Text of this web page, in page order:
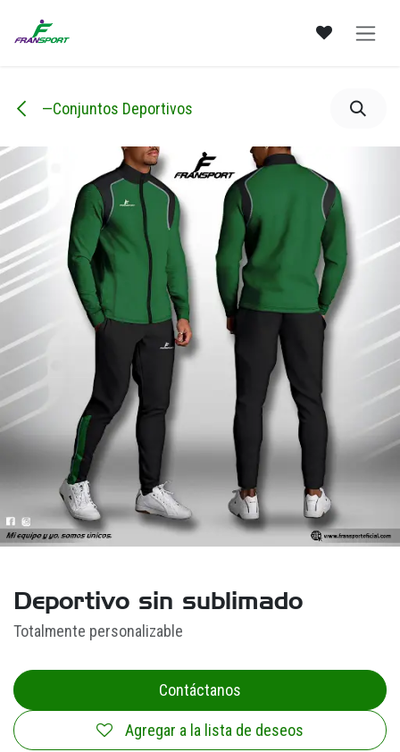
—Conjuntos Deportivos
Deportivo sin sublimado
Totalmente personalizable
Contáctanos
Agregar a la lista de deseos